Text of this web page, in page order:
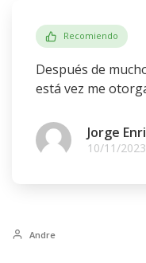
Recomiendo
Después de
está vez me
Jorge
10/11/
Andre